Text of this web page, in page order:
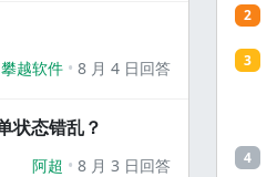
攀越软件 8 月 4 日回答
状态错乱？
阿超 8 月 3 日回答
2
3
4